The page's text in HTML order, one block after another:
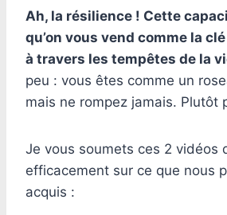
Ah, la résilience ! Cette
qu’on vous vend comme la
à travers les tempêtes de la
peu : vous êtes comme un
mais ne rompez jamais. Plutôt
Je vous soumets ces 2 vidéos
efficacement sur ce que nous
acquis :